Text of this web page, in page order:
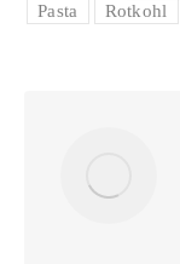
Pasta
Rotkohl